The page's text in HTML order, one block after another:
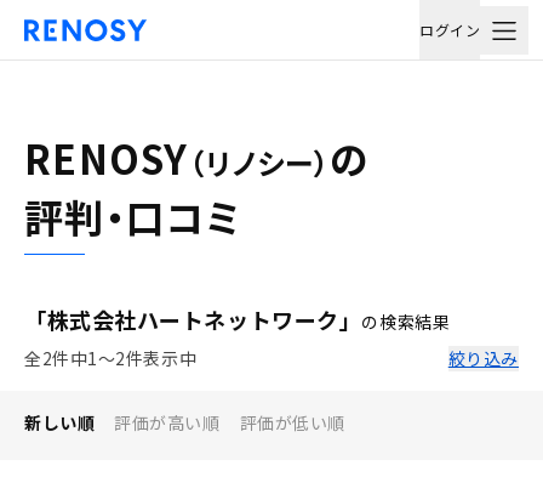
ログイン
RENOSY （リノシー） の
評判・口コミ
「株式会社ハートネットワーク」 の検索結果
全2件中1〜2件表示中
絞り込み
新しい順 評価が高い順 評価が低い順